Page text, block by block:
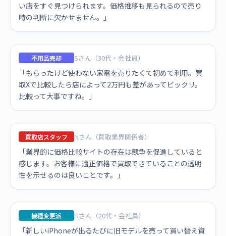
い店をすぐ見つけられます。価格推移も見られるので売り
時の判断に欠かせません。」
不用品売却 Sさん（30代・会社員）
「もらったけど使わない家電を売りたくて初めて利用。買
取Xで比較したら店によって2万円も差があってビックリ。
比較って大事ですね。」
買取店スタッフ Nさん（買取業界関係者）
「業界的に価格比較サイトの存在は競争を促進していると
感じます。お客様に適正価格で買取できていることの透明
性を示せるのは良いことです。」
機種変更派 Hさん（20代・会社員）
「新しいiPhoneが出るたびに旧モデルを売って買い替え資